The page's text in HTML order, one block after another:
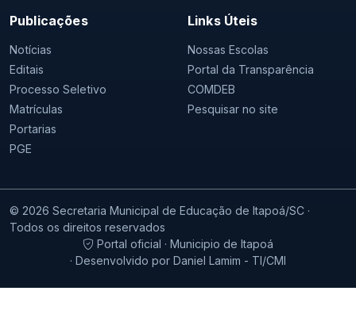
Publicações
Notícias
Editais
Processo Seletivo
Matrículas
Portarias
PGE
Links Úteis
Nossas Escolas
Portal da Transparência
COMDEB
Pesquisar no site
© 2026 Secretaria Municipal de Educação de Itapoá/SC ·
Todos os direitos reservados
Portal oficial · Municipio de Itapoá
· Desenvolvido por Daniel Lamim - TI/CMI